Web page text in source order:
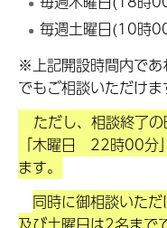
毎週土曜日(10時
※上記開設時間内であ
でもご相談いただけま
ただし、相談終了
「木曜日 22時00
ます。
同時に御相談いた